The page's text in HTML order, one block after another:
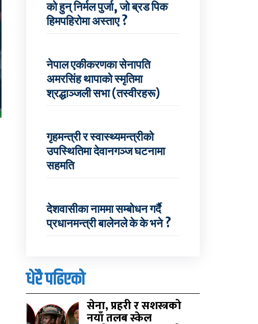
को हुन् निर्मल पुर्जा, जो ब्रड पिक
हिमपहिरोमा अस्ताए ?
नेपाल एकीकरणका सेनापति
अमरसिंह थापाको स्मृतिमा
श्रद्धाञ्जली सभा (तस्वीरहरू)
गृहमन्त्री र स्वास्थ्यमन्त्रीको
उपस्थितिमा देवानगञ्ज घटनामा
सहमति
देशवासीका नाममा सम्बोधन गर्दै
प्रधानमन्त्री बालेनले के के भने ?
धेरै पढिएको
सेना, प्रहरी र सशस्त्रको
नयाँ तलब स्केल